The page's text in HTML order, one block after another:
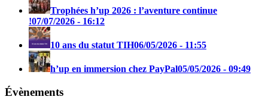
Trophées h’up 2026 : l’aventure continue
!07/07/2026 - 16:12
10 ans du statut TIH06/05/2026 - 11:55
h’up en immersion chez PayPal05/05/2026 - 09:49
Évènements